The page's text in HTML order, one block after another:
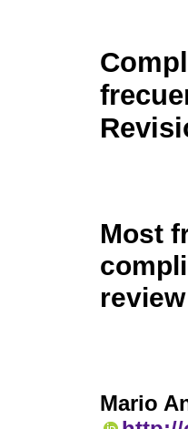
Most
review
Mario